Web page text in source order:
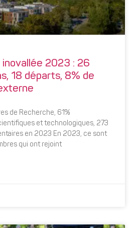
2023 : 26
18 départs, 8% de
de Recherche, 61%
et technologiques, 273
en 2023 En 2023, ce sont
qui ont rejoint